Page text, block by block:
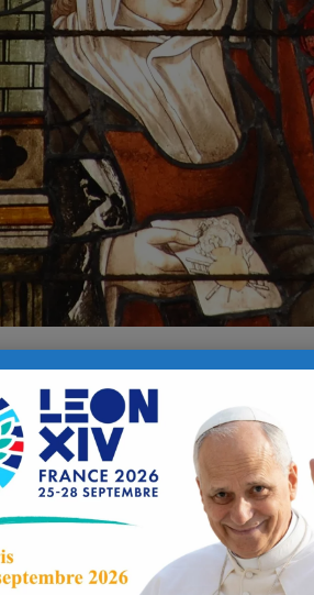
jours après le martyr des
montait sur l’échafaud place du
de Quimper de 1773 à 1790,
fait remarquer par sa bonté, sa piété et
à la
Constitution civile du Clergé
de charité.